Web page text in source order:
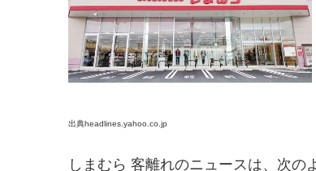
出典headlines.yahoo.co.jp
しまむら 客離れのニュースは、次の